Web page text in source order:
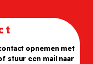
opnemen met
stuur een mail naar